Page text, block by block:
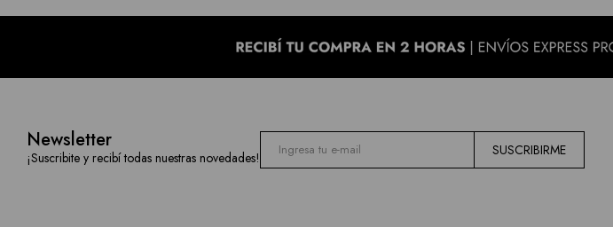
Newsletter
¡Suscribite y recibí todas nuestras novedades! SUSCRIBIRME